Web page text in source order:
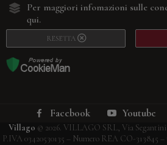
Per maggiori infomazioni sulle
qui.
RESETTA
Facebook Youtube
Villago © 2026. VILLAGO SRL, Via Segantini,
P.IVA 03420530135 – Numero REA CO-313845 –